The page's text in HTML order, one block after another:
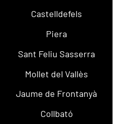
Castelldefels
Piera
Sant Feliu Sasserra
Mollet del Vallès
Jaume de Frontanyà
Collbató